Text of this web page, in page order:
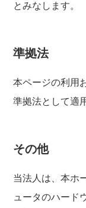
とみなします。
準拠法
本ページの利用
準拠法として適
その他
当法人は、本ホ
ュータのハード